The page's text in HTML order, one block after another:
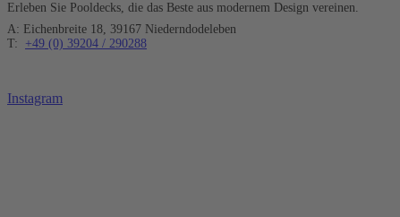
Erleben Sie Pooldecks, die das Beste aus modernem Design vereinen.
A: Eichenbreite 18, 39167 Niederndodeleben
T: +49 (0) 39204 / 290288
Instagram